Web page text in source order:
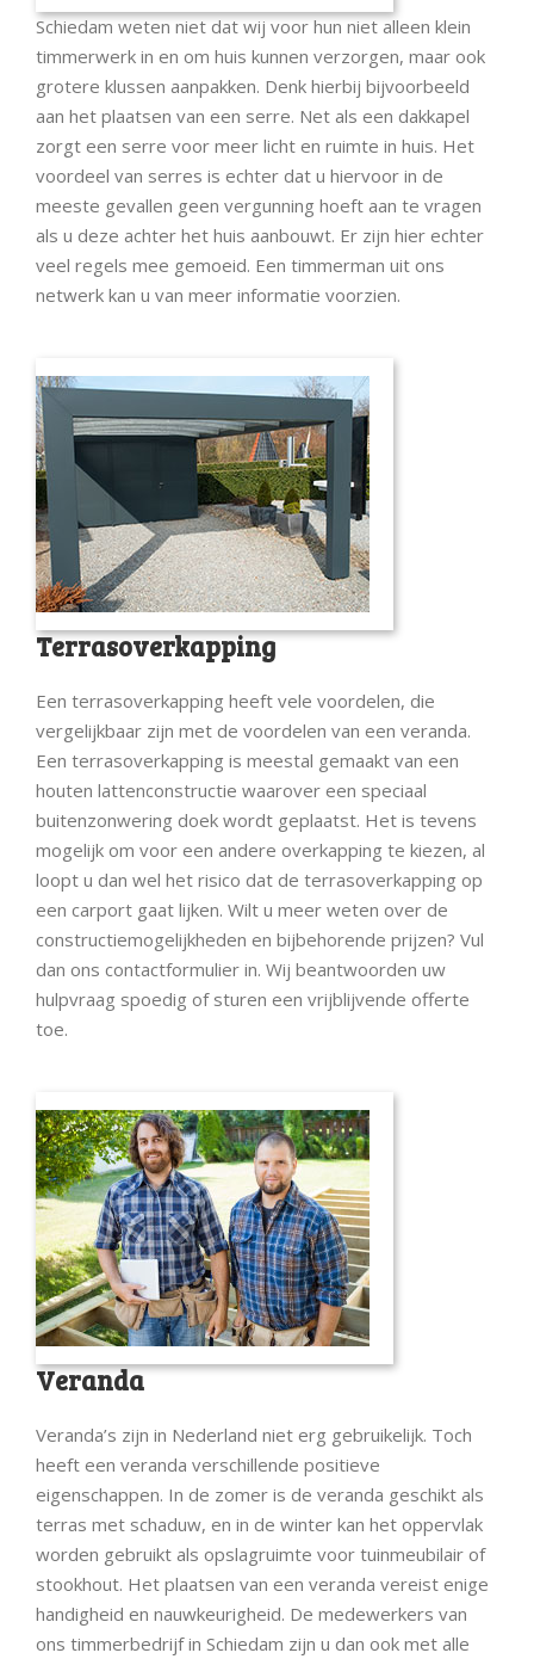
Schiedam weten niet dat wij voor hun niet alleen klein
timmerwerk in en om huis kunnen verzorgen, maar ook
grotere klussen aanpakken. Denk hierbij bijvoorbeeld
aan het plaatsen van een serre. Net als een dakkapel
zorgt een serre voor meer licht en ruimte in huis. Het
voordeel van serres is echter dat u hiervoor in de
meeste gevallen geen vergunning hoeft aan te vragen
als u deze achter het huis aanbouwt. Er zijn hier echter
veel regels mee gemoeid. Een timmerman uit ons
netwerk kan u van meer informatie voorzien.
Terrasoverkapping
Een terrasoverkapping heeft vele voordelen, die
vergelijkbaar zijn met de voordelen van een veranda.
Een terrasoverkapping is meestal gemaakt van een
houten lattenconstructie waarover een speciaal
buitenzonwering doek wordt geplaatst. Het is tevens
mogelijk om voor een andere overkapping te kiezen, al
loopt u dan wel het risico dat de terrasoverkapping op
een carport gaat lijken. Wilt u meer weten over de
constructiemogelijkheden en bijbehorende prijzen? Vul
dan ons contactformulier in. Wij beantwoorden uw
hulpvraag spoedig of sturen een vrijblijvende offerte
toe.
Veranda
Veranda’s zijn in Nederland niet erg gebruikelijk. Toch
heeft een veranda verschillende positieve
eigenschappen. In de zomer is de veranda geschikt als
terras met schaduw, en in de winter kan het oppervlak
worden gebruikt als opslagruimte voor tuinmeubilair of
stookhout. Het plaatsen van een veranda vereist enige
handigheid en nauwkeurigheid. De medewerkers van
ons timmerbedrijf in Schiedam zijn u dan ook met alle